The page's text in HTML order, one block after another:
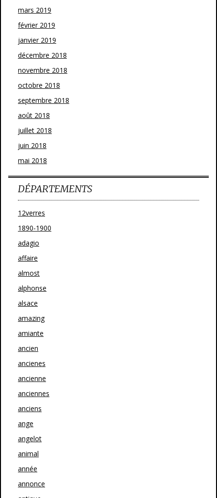
mars 2019
février 2019
janvier 2019
décembre 2018
novembre 2018
octobre 2018
septembre 2018
août 2018
juillet 2018
juin 2018
mai 2018
DÉPARTEMENTS
12verres
1890-1900
adagio
affaire
almost
alphonse
alsace
amazing
amiante
ancien
ancienes
ancienne
anciennes
anciens
ange
angelot
animal
année
annonce